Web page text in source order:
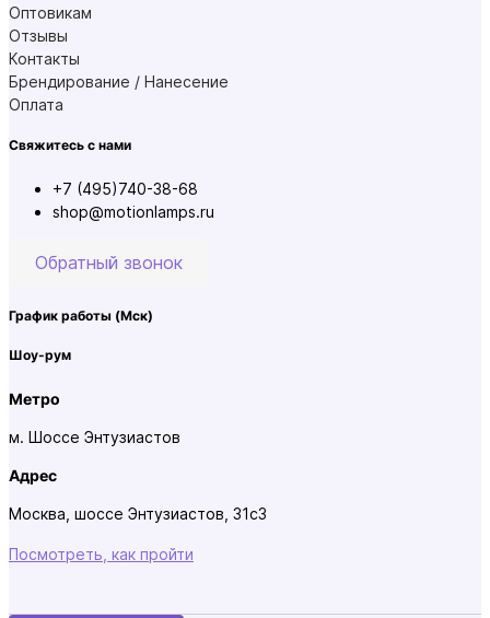
Оптовикам
Отзывы
Контакты
Брендирование / Нанесение
Оплата
Свяжитесь с нами
+7 (495)740-38-68
shop@motionlamps.ru
Обратный звонок
График работы (Мск)
Шоу-рум
Метро
м. Шоссе Энтузиастов
Адрес
Москва, шоссе Энтузиастов, 31с3
Посмотреть, как пройти